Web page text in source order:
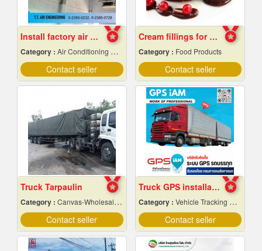
Install factory air conditioning system
Category : Air Conditioning Contractors
Contact seller
Cream fillings for bread
Category : Food Products
Contact seller
Truck Tarpaulin
Category : Canvas-Wholesale & Manufacturers
Contact seller
Truck GPS installation.
Category : Vehicle Tracking System
Contact seller